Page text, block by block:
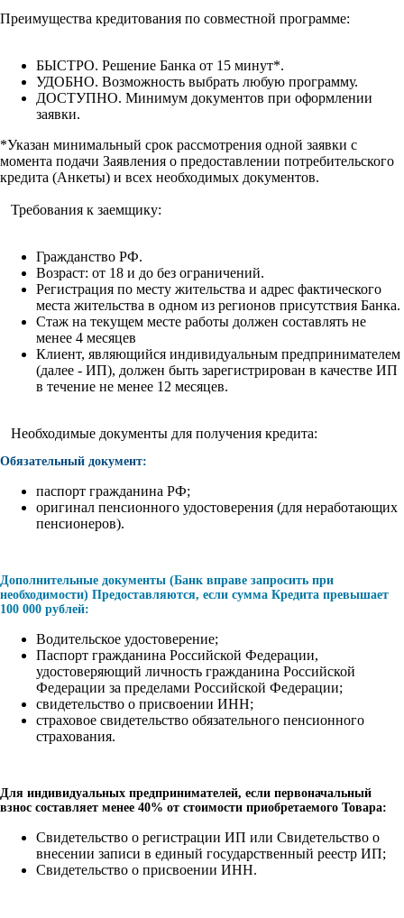
Преимущества кредитования по совместной программе:
БЫСТРО. Решение Банка от 15 минут*.
УДОБНО. Возможность выбрать любую программу.
ДОСТУПНО. Минимум документов при оформлении
заявки.
*Указан минимальный срок рассмотрения одной заявки с
момента подачи Заявления о предоставлении потребительского
кредита (Анкеты) и всех необходимых документов.
Требования к заемщику:
Гражданство РФ.
Возраст: от 18 и до без ограничений.
Регистрация по месту жительства и адрес фактического
места жительства в одном из регионов присутствия Банка.
Стаж на текущем месте работы должен составлять не
менее 4 месяцев
Клиент, являющийся индивидуальным предпринимателем
(далее - ИП), должен быть зарегистрирован в качестве ИП
в течение не менее 12 месяцев.
Необходимые документы для получения кредита:
Обязательный документ:
паспорт гражданина РФ;
оригинал пенсионного удостоверения (для неработающих
пенсионеров).
Дополнительные документы (Банк вправе запросить при
необходимости) Предоставляются, если сумма Кредита превышает
100 000 рублей:
Водительское удостоверение;
Паспорт гражданина Российской Федерации,
удостоверяющий личность гражданина Российской
Федерации за пределами Российской Федерации;
свидетельство о присвоении ИНН;
страховое свидетельство обязательного пенсионного
страхования.
Для индивидуальных предпринимателей, если первоначальный
взнос составляет менее 40% от стоимости приобретаемого Товара:
Свидетельство о регистрации ИП или Свидетельство о
внесении записи в единый государственный реестр ИП;
Свидетельство о присвоении ИНН.